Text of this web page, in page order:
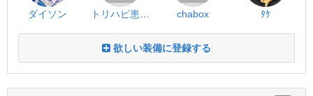
ダイソン chabox ﾀｹ
欲しい装備に登録する